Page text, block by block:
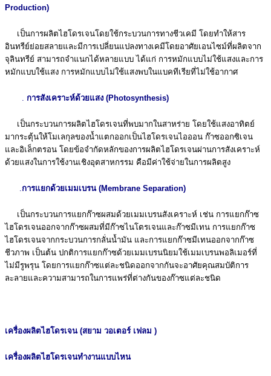
Production)
เป็นการผลิตไฮโดรเจนโดยใช้กระบวนการทางชีวเคมี โดยทำให้สาร
อินทรีย์ย่อยสลายและมีการเปลี่ยนแปลงทางเคมีโดยอาศัยเอนไซม์ที่ผลิตจาก
จุลินทรีย์ สามารถจำแนกได้หลายแบบ ได้แก่ การหมักแบบไม่ใช้แสงและการ
หมักแบบใช้แสง การหมักแบบไม่ใช้แสงพบในแบคทีเรียที่ไม่ใช้อากาศ
การสังเคราะห์ด้วยแสง (Photosynthesis)
เป็นกระบวนการผลิตไฮโดรเจนที่พบมากในสาหร่าย โดยใช้แสงอาทิตย์
มากระตุ้นให้โมเลกุลของนํ้าแตกออกเป็นไฮโดรเจนไอออน ก๊าซออกซิเจน
และอิเล็กตรอน โดยข้อจำกัดหลักของการผลิตไฮโดรเจนผ่านการสังเคราะห์
ด้วยแสงในการใช้งานเชิงอุตสาหกรรม คือมีค่าใช้จ่ายในการผลิตสูง
.การแยกด้วยเมมเบรน (Membrane Separation)
เป็นกระบวนการแยกก๊าซผสมด้วยเมมเบรนสังเคราะห์ เช่น การแยกก๊าซ
ไฮโดรเจนออกจากก๊าซผสมที่มีก๊าซไนโตรเจนและก๊าซมีเทน การแยกก๊าซ
ไฮโดรเจนจากกระบวนการกลั่นนํ้ามัน และการแยกก๊าซมีเทนออกจากก๊าซ
ชีวภาพ เป็นต้น ปกติการแยกก๊าซด้วยเมมเบรนนิยมใช้เมมเบรนพอลิเมอร์ที่
ไม่มีรูพรุน โดยการแยกก๊าซแต่ละชนิดออกจากกันจะอาศัยคุณสมบัติการ
ละลายและความสามารถในการแพร่ที่ต่างกันของก๊าซแต่ละชนิด
เครื่องผลิตไฮโดรเจน (สยาม วอเตอร์ เฟลม )
เครื่องผลิตไฮโดรเจนทำงานแบบไหน